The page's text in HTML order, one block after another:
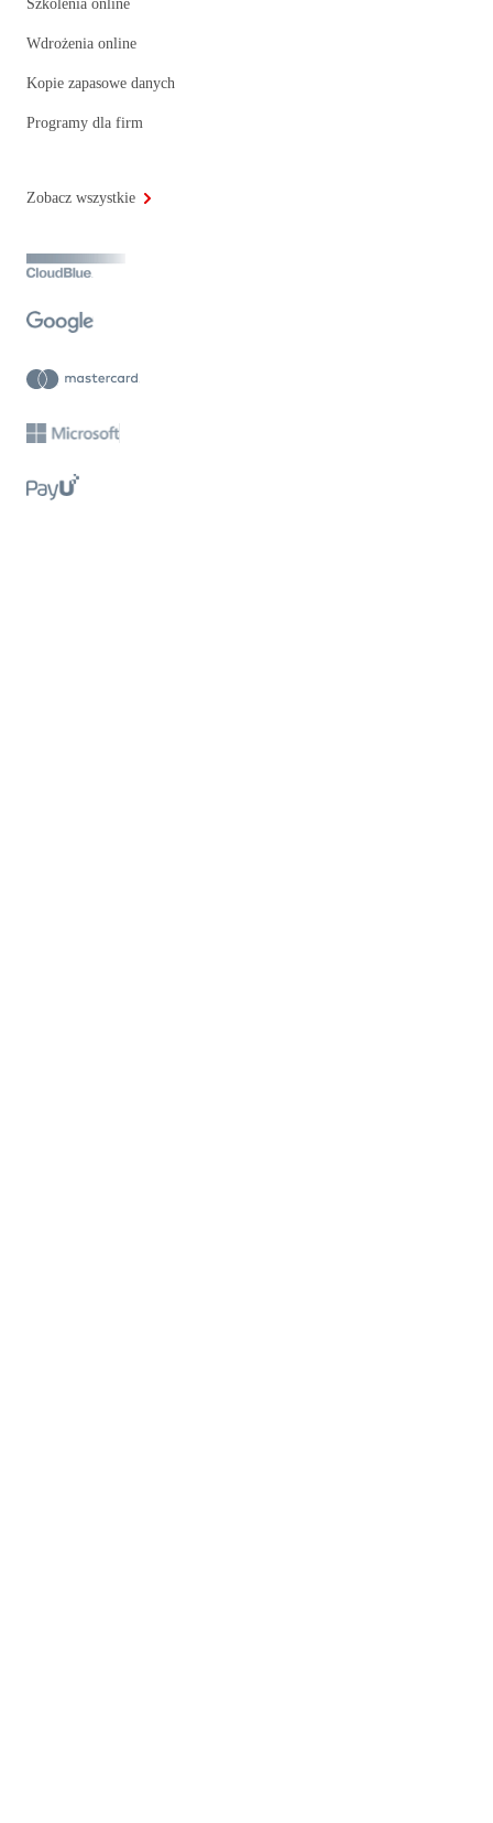
Szkolenia online
Wdrożenia online
Kopie zapasowe danych
Programy dla firm
Zobacz wszystkie